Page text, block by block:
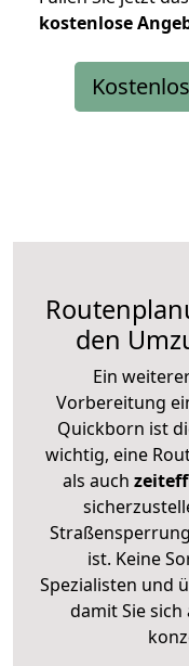
kostenlose
den
Ein
Vorbereitung
Quickborn ist
wichtig, eine
als auch
ist. Keine
Spezialisten und
damit Sie